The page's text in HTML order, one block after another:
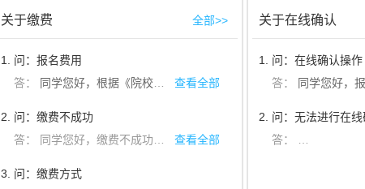
答： 同学您好，
关于缴费 全部>>
1. 问：报名费用
答：
同学您好， 根据《院校招生简章》规定：网上交费视为考生已确认所有报名信息无误。交费成功后，考生不得退费。如果有相关的问题可以具体咨询相关院校 查看全部
2. 问：缴费不成功
答：
同学您好，缴费不成功具体表现为缴费中断和支付问题。若您的问题为缴费中断，您可以尝试以下操作：打开艺术升APP“个人中心”-“我的支付”查看订单信息。如果未关闭，可以继续支付；如果已关闭，您需要重新操作生成新订单后重新支付。若您的问题为支付问题，您可以尝试以下操作：请您在30分钟订单超时后，重新提交新的订单并支付。若是问题仍然存在，您可以及时联系我们。千万不要着急！感谢咨询，祝您考试顺利，加油！ 查看全部
3. 问：缴费方式
关于在线确认
1. 问：在线确认操作
答： 同学您好，
2. 问：无法进行在线
同学您好，